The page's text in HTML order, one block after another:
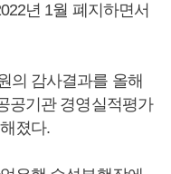
년 1월 폐지하면서
의 감사결과를 올해
공기관 경영실적평가
졌다.